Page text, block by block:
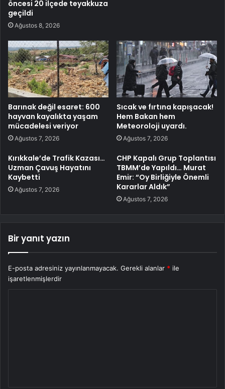
öncesi 20 ilçede teyakkuza
geçildi
Ağustos 8, 2026
Barınak değil esaret: 600
hayvan kayalıkta yaşam
mücadelesi veriyor
Ağustos 7, 2026
Sıcak ve fırtına kapışacak!
Hem Bakan hem
Meteoroloji uyardı.
Ağustos 7, 2026
Kırıkkale’de Trafik Kazası…
Uzman Çavuş Hayatını
Kaybetti
Ağustos 7, 2026
CHP Kapalı Grup Toplantısı
TBMM’de Yapıldı… Murat
Emir: “Oy Birliğiyle Önemli
Kararlar Aldık”
Ağustos 7, 2026
Bir yanıt yazın
E-posta adresiniz yayınlanmayacak. Gerekli alanlar * ile
işaretlenmişlerdir